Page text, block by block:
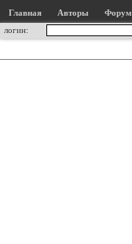
Главная Авторы
Форум
логин: